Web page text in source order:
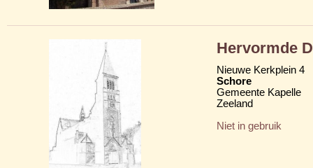
Hervormde
Nieuwe Kerkplein 4
Schore
Gemeente Kapelle
Zeeland
Niet in gebruik